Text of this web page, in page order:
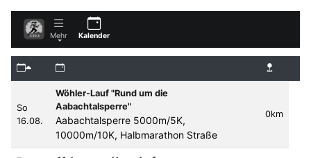
Mehr Kalender
So
16.08.
Wöhler-Lauf "Rund um die
Aabachtalsperre"
Aabachtalsperre 5000m/5K,
10000m/10K, Halbmarathon Straße
0km